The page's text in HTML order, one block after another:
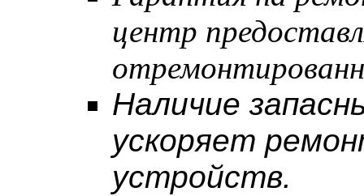
центр
Наличие
ускоряет
устройств.